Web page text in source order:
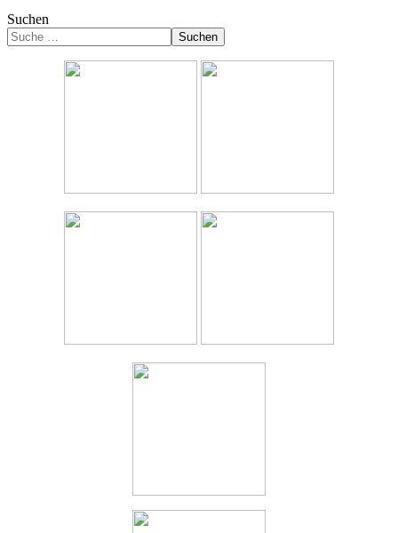
Suchen
Suchen